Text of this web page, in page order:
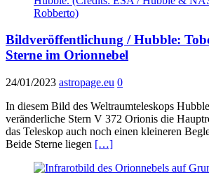
Bildveröffentlichung / Hubble:
Sterne im Orionnebel
24/01/2023 astropage.eu 0
In diesem Bild des Weltraumteleskops
veränderliche Stern V 372 Orionis die
das Teleskop auch noch einen kleineren
Beide Sterne liegen […]